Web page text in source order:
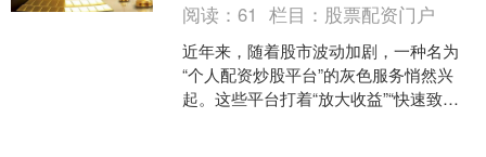
阅读：61 栏目： 股票配资门户
近年来，随着股市波动加剧，一种名为
“个人配资炒股平台”的灰色服务悄然兴
起。这些平台打着“放大收益”“快速致富”